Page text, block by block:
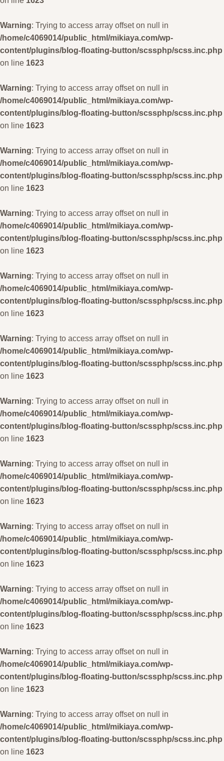
Warning: Trying to access array offset on null in
/home/c4069014/public_html/mikiaya.com/wp-
content/plugins/blog-floating-button/scssphp/scss.inc.php
on line 1623
Warning: Trying to access array offset on null in
/home/c4069014/public_html/mikiaya.com/wp-
content/plugins/blog-floating-button/scssphp/scss.inc.php
on line 1623
Warning: Trying to access array offset on null in
/home/c4069014/public_html/mikiaya.com/wp-
content/plugins/blog-floating-button/scssphp/scss.inc.php
on line 1623
Warning: Trying to access array offset on null in
/home/c4069014/public_html/mikiaya.com/wp-
content/plugins/blog-floating-button/scssphp/scss.inc.php
on line 1623
Warning: Trying to access array offset on null in
/home/c4069014/public_html/mikiaya.com/wp-
content/plugins/blog-floating-button/scssphp/scss.inc.php
on line 1623
Warning: Trying to access array offset on null in
/home/c4069014/public_html/mikiaya.com/wp-
content/plugins/blog-floating-button/scssphp/scss.inc.php
on line 1623
Warning: Trying to access array offset on null in
/home/c4069014/public_html/mikiaya.com/wp-
content/plugins/blog-floating-button/scssphp/scss.inc.php
on line 1623
Warning: Trying to access array offset on null in
/home/c4069014/public_html/mikiaya.com/wp-
content/plugins/blog-floating-button/scssphp/scss.inc.php
on line 1623
Warning: Trying to access array offset on null in
/home/c4069014/public_html/mikiaya.com/wp-
content/plugins/blog-floating-button/scssphp/scss.inc.php
on line 1623
Warning: Trying to access array offset on null in
/home/c4069014/public_html/mikiaya.com/wp-
content/plugins/blog-floating-button/scssphp/scss.inc.php
on line 1623
Warning: Trying to access array offset on null in
/home/c4069014/public_html/mikiaya.com/wp-
content/plugins/blog-floating-button/scssphp/scss.inc.php
on line 1623
Warning: Trying to access array offset on null in
/home/c4069014/public_html/mikiaya.com/wp-
content/plugins/blog-floating-button/scssphp/scss.inc.php
on line 1623